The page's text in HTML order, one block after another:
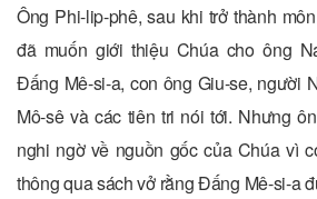
Ông Phi-lip-phê, sau khi trở thành
đã muốn giới thiệu Chúa cho ông
Đấng Mê-si-a, con ông Giu-se, người
Mô-sê và các tiên tri nói tới. Nhưng
nghi ngờ về nguồn gốc của Chúa vì
thông qua sách vở rằng Đấng Mê-si-a